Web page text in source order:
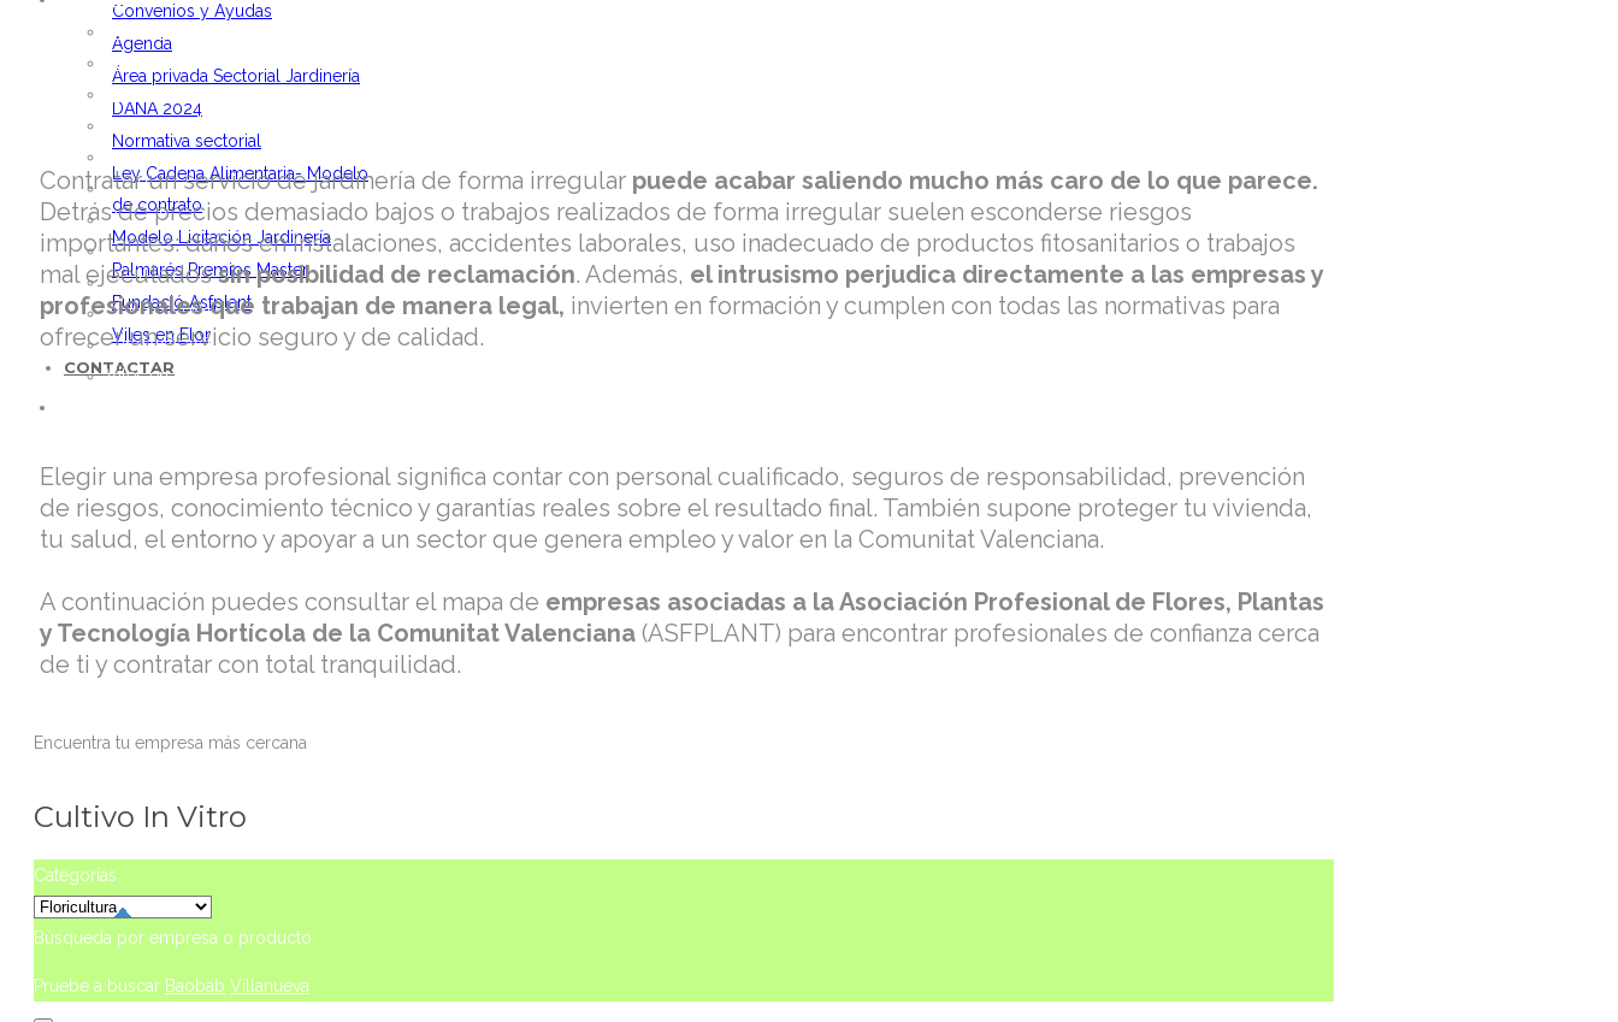
Convenios y Ayudas
Agenda
Área privada Sectorial Jardinería
DANA 2024
Normativa sectorial
Ley Cadena Alimentaria- Modelo
de contrato
Modelo Licitación Jardinería
Palmarés Premios Master
Fundació Asfplant
Viles en Flor
CONTACTAR
Vídeos
DANA 2024
Normativa sectorial
Ley Cadena Alimentaria- Modelo de contrato
Modelo Licitación Jardinería
Palmarés Premios Master
Fundació Asfplant
Viles en Flor
Contratar un servicio de jardinería de forma irregular puede acabar saliendo mucho más caro de lo que parece.
Detrás de precios demasiado bajos o trabajos realizados de forma irregular suelen esconderse riesgos
importantes: daños en instalaciones, accidentes laborales, uso inadecuado de productos fitosanitarios o trabajos
mal ejecutadossin posibilidad de reclamación. Además, el intrusismo perjudica directamente a las empresas y
profesionales que trabajan de manera legal, invierten en formación y cumplen con todas las normativas para
ofrecer un servicio seguro y de calidad.
Elegir una empresa profesional significa contar con personal cualificado, seguros de responsabilidad, prevención
de riesgos, conocimiento técnico y garantías reales sobre el resultado final. También supone proteger tu vivienda,
tu salud, el entorno y apoyar a un sector que genera empleo y valor en la Comunitat Valenciana.
A continuación puedes consultar el mapa de empresas asociadas a la Asociación Profesional de Flores, Plantas
y Tecnología Hortícola de la Comunitat Valenciana (ASFPLANT) para encontrar profesionales de confianza cerca
de ti y contratar con total tranquilidad.
Encuentra tu empresa más cercana
Cultivo In Vitro
Categorías
Búsqueda por empresa o producto
Pruebe a buscar Baobab Villanueva